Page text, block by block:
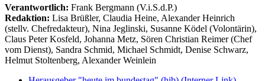
Verantwortlich: Frank Bergmann (V.i.S.d.P.)
Redaktion: Lisa Brüßler, Claudia Heine, Alexander Heinrich
(stellv. Chefredakteur), Nina Jeglinski, Susanne Ködel (Volontärin),
Claus Peter Kosfeld, Johanna Metz, Sören Christian Reimer (Chef
vom Dienst), Sandra Schmid, Michael Schmidt, Denise Schwarz,
Helmut Stoltenberg, Alexander Weinlein